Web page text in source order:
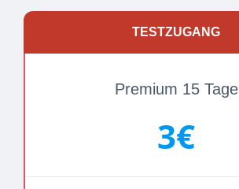
TESTZUGANG
Premium 15 Tage
3€